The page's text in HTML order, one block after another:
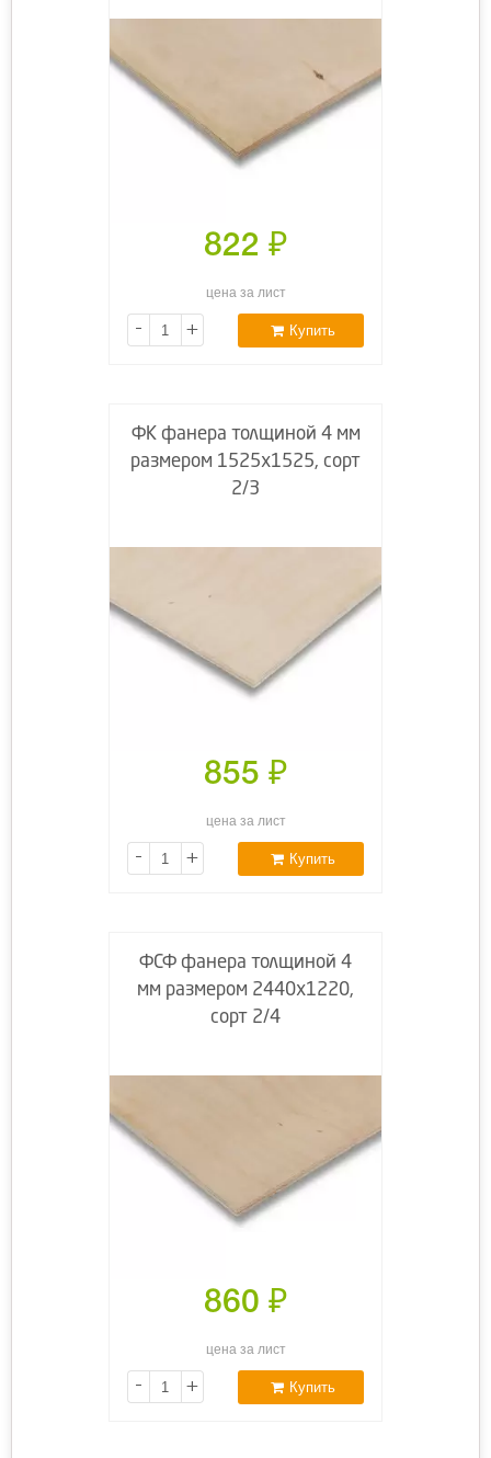
822 ₽
цена за лист
- + Купить
ФК фанера толщиной 4 мм
размером 1525х1525, сорт
2/3
855 ₽
цена за лист
- + Купить
ФСФ фанера толщиной 4
мм размером 2440х1220,
сорт 2/4
860 ₽
цена за лист
- + Купить